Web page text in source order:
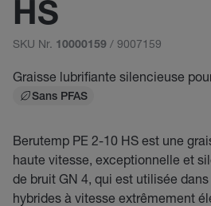
HS
SKU Nr. 10000159 / 9007159
Graisse lubrifiante silencieuse
Sans PFAS
Berutemp PE 2-10 HS est une
haute vitesse, exceptionnelle et
de bruit GN 4, qui est utilisée
hybrides à vitesse extrêmement